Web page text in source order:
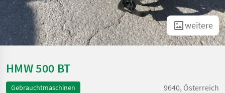
weitere
HMW 500 BT
Gebrauchtmaschinen 9640, Österreich